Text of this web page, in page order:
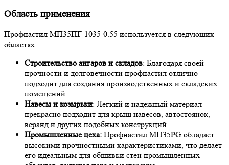
Область применения
Профнастил МП35ПГ-1035-0.55 используется в следующих
областях:
Строительство ангаров и складов: Благодаря своей
прочности и долговечности профнастил отлично
подходит для создания производственных и складских
помещений.
Навесы и козырьки: Легкий и надежный материал
прекрасно подходит для крыш навесов, автостоянок,
веранд и других подобных конструкций.
Промышленные цеха: Профнастил МП35PG обладает
высокими прочностными характеристиками, что делает
его идеальным для обшивки стен промышленных